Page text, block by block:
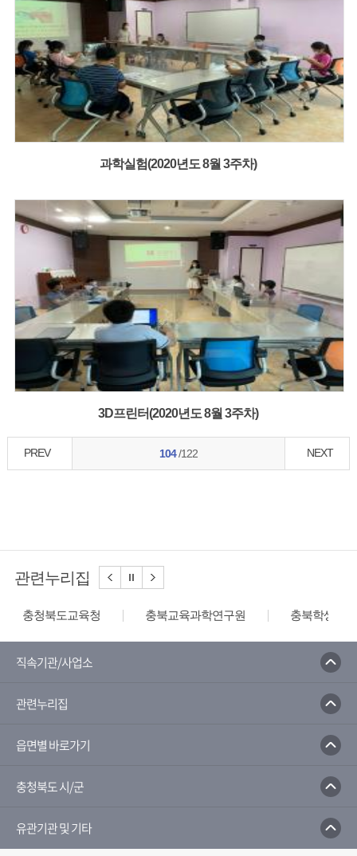
과학실험(2020년도 8월 3주차)
3D프린터(2020년도 8월 3주차)
PREV 104/122 NEXT
관련누리집
충청북도교육청 충북교육과학연구원 충북학생교
직속기관/사업소
관련누리집
읍면별 바로가기
충청북도 시/군
유관기관 및 기타